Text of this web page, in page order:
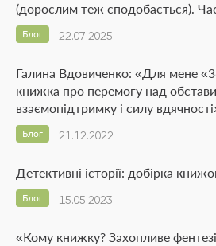
(дорослим теж сподобається).
22.07.2025
Блог
Галина Вдовиченко: «Для мене
книжка про перемогу над
взаємопідтримку і силу
21.12.2022
Блог
Детективні історії: добірка
15.05.2023
Блог
«Кому книжку? Захопливе фентезі